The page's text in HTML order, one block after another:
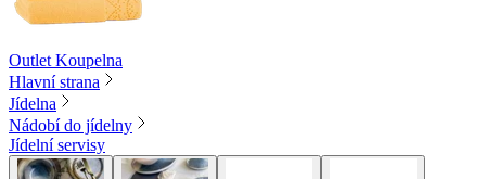
Outlet Koupelna
Hlavní strana
Jídelna
Nádobí do jídelny
Jídelní servisy